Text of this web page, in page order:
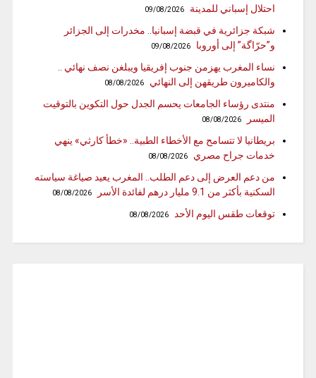
احتلال إسباني للمدينة
09/08/2026
شبكة جزائرية في قبضة إسبانيا.. مخدرات إلى الجزائر
و”حرّاگة” إلى أوروبا
09/08/2026
نساء المغرب يهزمن جنوب إفريقيا ويبلغن نصف نهائي ..
والكاميرون طريقهن إلى النهائي
08/08/2026
منتدى رؤساء الجامعات يحسم الجدل حول التكوين بالتوقيت
الميسر
08/08/2026
بريطانيا لا تتسامح مع الأخطاء الطبية.. «خطأ كارثي» ينهي
خدمات جراح مصري
08/08/2026
من دعم العرض إلى دعم الطلب.. المغرب يعيد صياغة سياسته
السكنية بأكثر من 9.1 مليار درهم لفائدة الأسر
08/08/2026
توقعات طقس اليوم الأحد 08/08/2026